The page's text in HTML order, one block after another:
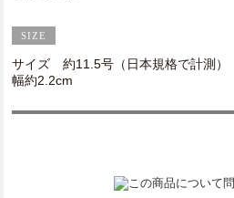
サイズ 約11.5号（日本規格で計測）
幅約2.2cm